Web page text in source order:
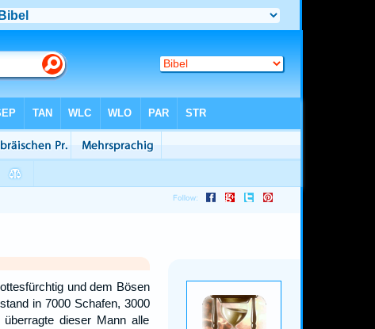
und dem Bösen
in 7000 Schafen, 3000
dieser Mann alle